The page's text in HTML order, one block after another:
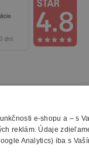
e-shopu a – s
reklám. Údaje
Analytics) iba s